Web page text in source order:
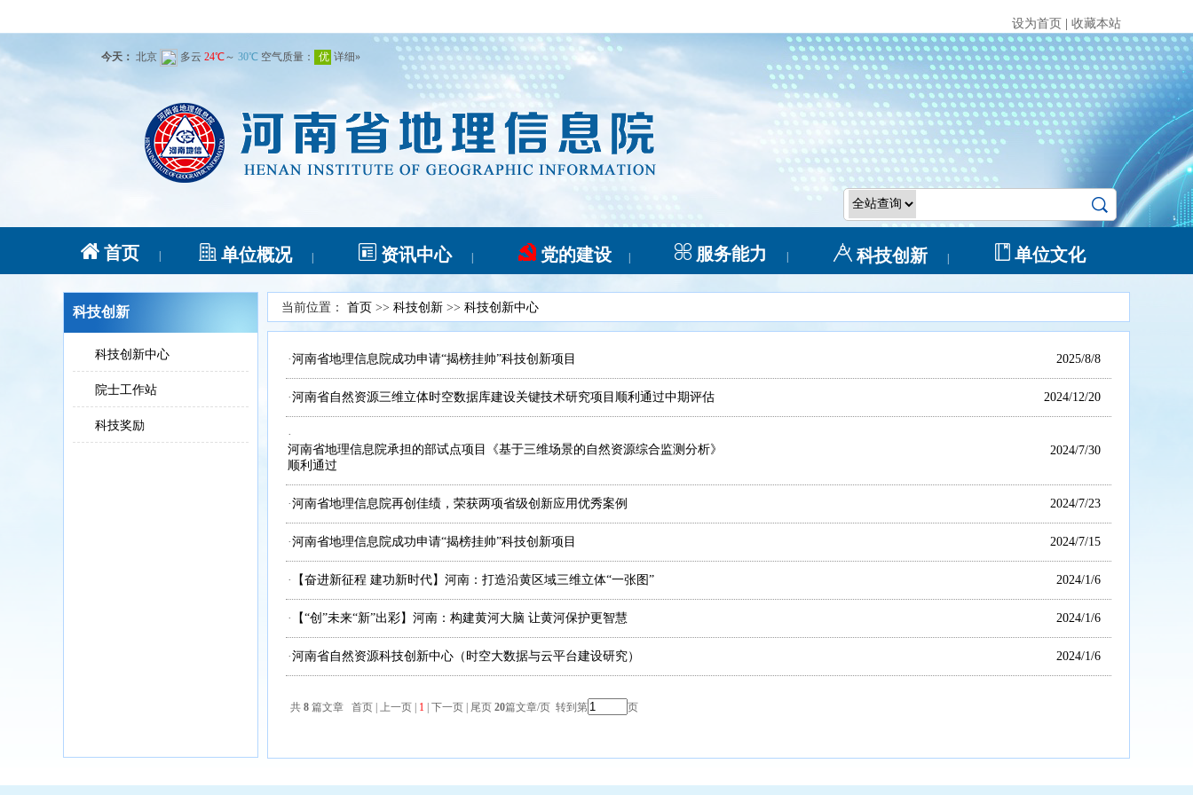
设为首页 收藏本站
首页 单位概况 资讯中心 党的建设 服务能力 科技创新 单位文化
科技创新
科技创新中心
院士工作站
科技奖励
当前位置： 首页 >> 科技创新 >> 科技创新中心
·河南省地理信息院成功申请“揭榜挂帅”科技创新项目 2025/8/8
·河南省自然资源三维立体时空数据库建设关键技术研究项目顺利通过中期评估 2024/12/20
·
河南省地理信息院承担的部试点项目《基于三维场景的自然资源综合监测分析》
顺利通过
2024/7/30
·河南省地理信息院再创佳绩，荣获两项省级创新应用优秀案例 2024/7/23
·河南省地理信息院成功申请“揭榜挂帅”科技创新项目 2024/7/15
· 【奋进新征程 建功新时代】河南：打造沿黄区域三维立体“一张图” 2024/1/6
· 【“创”未来“新”出彩】河南：构建黄河大脑 让黄河保护更智慧 2024/1/6
·河南省自然资源科技创新中心（时空大数据与云平台建设研究） 2024/1/6
共 8 篇文章 首页 | 上一页 | 1 | 下一页 | 尾页 20篇文章/页 转到第 页